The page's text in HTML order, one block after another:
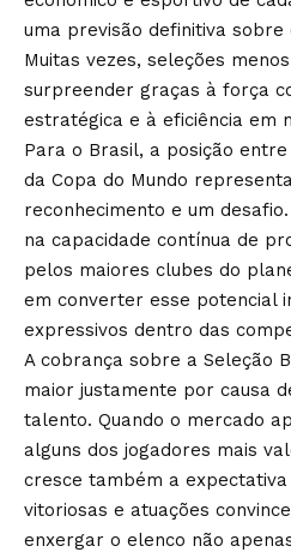
uma previsão definitiva
Muitas vezes, seleções
surpreender graças à força
estratégica e à eficiência em
Para o Brasil, a posição
da Copa do Mundo
reconhecimento e um
na capacidade contínua de
pelos maiores clubes do
em converter esse potencial
expressivos dentro das
A cobrança sobre a Seleção
maior justamente por causa
talento. Quando o mercado
alguns dos jogadores mais
cresce também a
vitoriosas e atuações
enxergar o elenco não